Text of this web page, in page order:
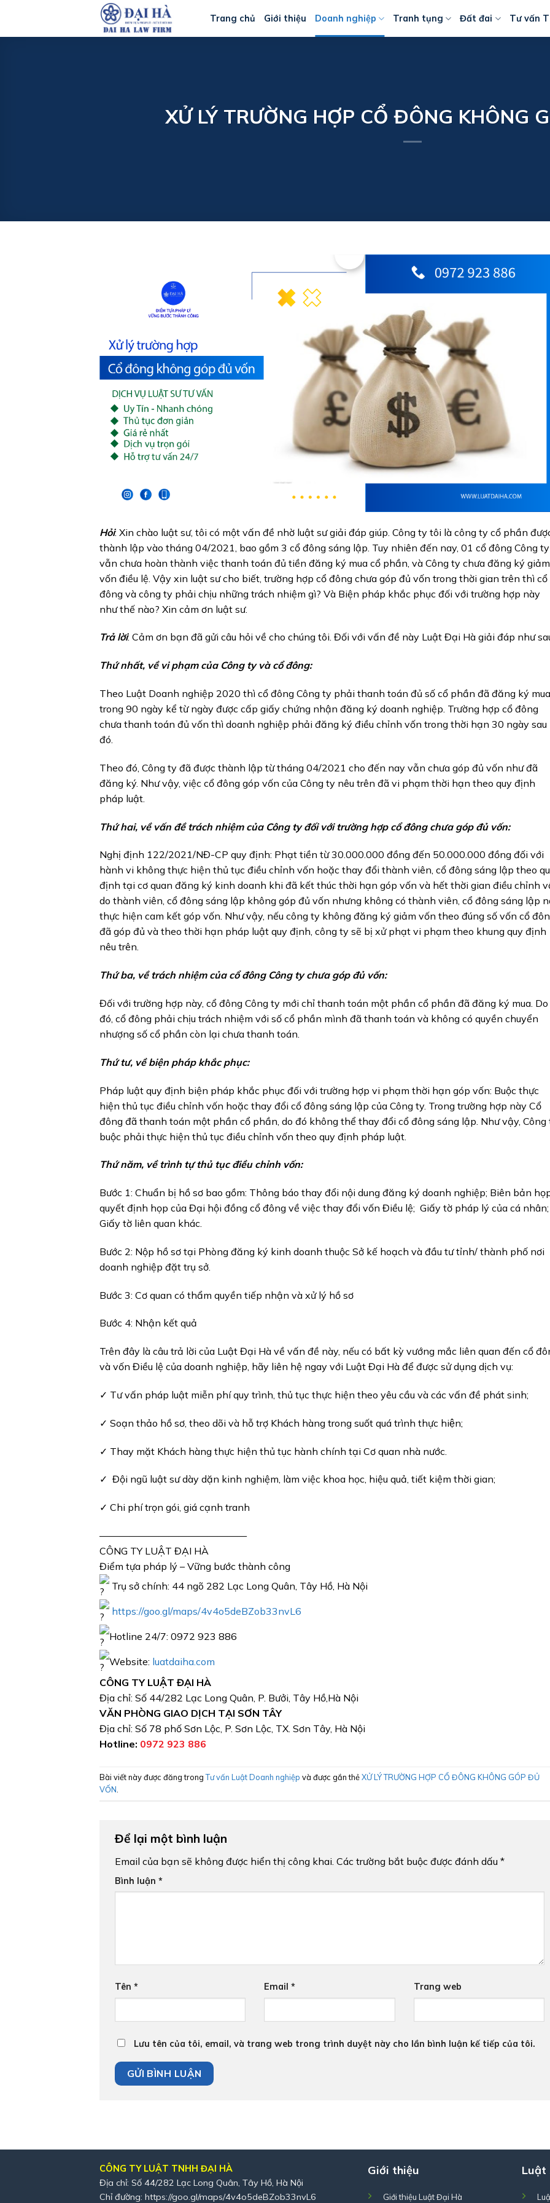
nội
Trang chủ Giới thiệu Doanh nghiệp Tranh tụng Đất đai Tư vấn
XỬ LÝ TRƯỜNG HỢP CỔ ĐÔNG KHÔNG
Hỏi: Xin chào luật sư, tôi có một vấn đề nhờ luật sư giải đáp giúp. Công ty tôi là công ty cổ phần
thành lập vào tháng 04/2021, bao gồm 3 cổ đông sáng lập. Tuy nhiên đến nay, 01 cổ đông Công ty
vẫn chưa hoàn thành việc thanh toán đủ tiền đăng ký mua cổ phần, và Công ty chưa đăng ký giảm
vốn điều lệ. Vậy xin luật sư cho biết, trường hợp cổ đông chưa góp đủ vốn trong thời gian trên thì cổ
đông và công ty phải chịu những trách nhiệm gì? Và Biện pháp khắc phục đối với trường hợp này
như thế nào? Xin cảm ơn luật sư.
Trả lời: Cảm ơn bạn đã gửi câu hỏi về cho chúng tôi. Đối với vấn đề này Luật Đại Hà giải đáp như
Thứ nhất, về vi phạm của Công ty và cổ đông:
Theo Luật Doanh nghiệp 2020 thì cổ đông Công ty phải thanh toán đủ số cổ phần đã đăng ký mua
trong 90 ngày kể từ ngày được cấp giấy chứng nhận đăng ký doanh nghiệp. Trường hợp cổ đông
chưa thanh toán đủ vốn thì doanh nghiệp phải đăng ký điều chỉnh vốn trong thời hạn 30 ngày sau
đó.
Theo đó, Công ty đã được thành lập từ tháng 04/2021 cho đến nay vẫn chưa góp đủ vốn như đã
đăng ký. Như vậy, việc cổ đông góp vốn của Công ty nêu trên đã vi phạm thời hạn theo quy định
pháp luật.
Thứ hai, về vấn đề trách nhiệm của Công ty đối với trường hợp cổ đông chưa góp đủ vốn:
Nghị định 122/2021/NĐ-CP quy định: Phạt tiền từ 30.000.000 đồng đến 50.000.000 đồng đối với
hành vi không thực hiện thủ tục điều chỉnh vốn hoặc thay đổi thành viên, cổ đông sáng lập theo
định tại cơ quan đăng ký kinh doanh khi đã kết thúc thời hạn góp vốn và hết thời gian điều chỉnh
do thành viên, cổ đông sáng lập không góp đủ vốn nhưng không có thành viên, cổ đông sáng lập
thực hiện cam kết góp vốn. Như vậy, nếu công ty không đăng ký giảm vốn theo đúng số vốn cổ
đã góp đủ và theo thời hạn pháp luật quy định, công ty sẽ bị xử phạt vi phạm theo khung quy định
nêu trên.
Thứ ba, về trách nhiệm của cổ đông Công ty chưa góp đủ vốn:
Đối với trường hợp này, cổ đông Công ty mới chỉ thanh toán một phần cổ phần đã đăng ký mua. Do
đó, cổ đông phải chịu trách nhiệm với số cổ phần mình đã thanh toán và không có quyền chuyển
nhượng số cổ phần còn lại chưa thanh toán.
Thứ tư, về biện pháp khắc phục:
Pháp luật quy định biện pháp khắc phục đối với trường hợp vi phạm thời hạn góp vốn: Buộc thực
hiện thủ tục điều chỉnh vốn hoặc thay đổi cổ đông sáng lập của Công ty. Trong trường hợp này Cổ
đông đã thanh toán một phần cổ phần, do đó không thể thay đổi cổ đông sáng lập. Như vậy, Công
buộc phải thực hiện thủ tục điều chỉnh vốn theo quy định pháp luật.
Thứ năm, về trình tự thủ tục điều chỉnh vốn:
Bước 1: Chuẩn bị hồ sơ bao gồm: Thông báo thay đổi nội dung đăng ký doanh nghiệp; Biên bản
quyết định họp của Đại hội đồng cổ đông về việc thay đổi vốn Điều lệ; Giấy tờ pháp lý của cá nhân;
Giấy tờ liên quan khác.
Bước 2: Nộp hồ sơ tại Phòng đăng ký kinh doanh thuộc Sở kế hoạch và đầu tư tỉnh/ thành phố nơi
doanh nghiệp đặt trụ sở.
Bước 3: Cơ quan có thẩm quyền tiếp nhận và xử lý hồ sơ
Bước 4: Nhận kết quả
Trên đây là câu trả lời của Luật Đại Hà về vấn đề này, nếu có bất kỳ vướng mắc liên quan đến cổ
và vốn Điều lệ của doanh nghiệp, hãy liên hệ ngay với Luật Đại Hà để được sử dụng dịch vụ:
✓ Tư vấn pháp luật miễn phí quy trình, thủ tục thực hiện theo yêu cầu và các vấn đề phát sinh;
✓ Soạn thảo hồ sơ, theo dõi và hỗ trợ Khách hàng trong suốt quá trình thực hiện;
✓ Thay mặt Khách hàng thực hiện thủ tục hành chính tại Cơ quan nhà nước.
✓ Đội ngũ luật sư dày dặn kinh nghiệm, làm việc khoa học, hiệu quả, tiết kiệm thời gian;
✓ Chi phí trọn gói, giá cạnh tranh
———————————————
CÔNG TY LUẬT ĐẠI HÀ
Điểm tựa pháp lý – Vững bước thành công
Trụ sở chính: 44 ngõ 282 Lạc Long Quân, Tây Hồ, Hà Nội
https://goo.gl/maps/4v4o5deBZob33nvL6
Hotline 24/7: 0972 923 886
Website: luatdaiha.com
CÔNG TY LUẬT ĐẠI HÀ
Địa chỉ: Số 44/282 Lạc Long Quân, P. Bưởi, Tây Hồ,Hà Nội
VĂN PHÒNG GIAO DỊCH TẠI SƠN TÂY
Địa chỉ: Số 78 phố Sơn Lộc, P. Sơn Lộc, TX. Sơn Tây, Hà Nội
Hotline: 0972 923 886
Bài viết này được đăng trongTư vấn Luật Doanh nghiệp và được gắn thẻXỬ LÝ TRƯỜNG HỢP CỔ ĐÔNG KHÔNG GÓP ĐỦ
VỐN.
Để lại một bình luận
Email của bạn sẽ không được hiển thị công khai. Các trường bắt buộc được đánh dấu *
Bình luận *
Tên * Email* Trang web
Lưu tên của tôi, email, và trang web trong trình duyệt này cho lần bình luận kế tiếp của tôi.
CÔNG TY LUẬT TNHH ĐẠI HÀ
Địa chỉ: Số 44/282 Lạc Long Quân, Tây Hồ, Hà Nội
Chỉ đường: https://goo.gl/maps/4v4o5deBZob33nvL6
Giới thiệu
Giới thiệu Luật Đại Hà
Luật